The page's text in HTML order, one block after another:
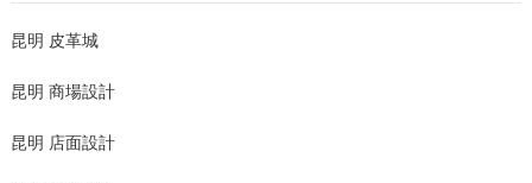
昆明 皮革城
昆明 商場設計
昆明 店面設計